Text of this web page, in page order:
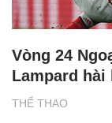
THỂ THAO
Vòng 24
Lampard